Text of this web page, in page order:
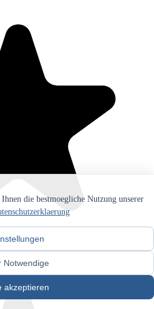
die bestmoegliche Nutzung unserer
Notwendige
akzeptieren